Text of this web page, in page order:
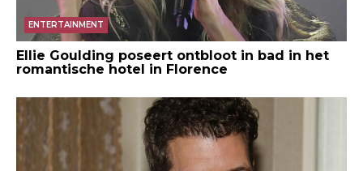
ENTERTAINMENT
Ellie Goulding poseert ontbloot in bad in het
romantische hotel in Florence